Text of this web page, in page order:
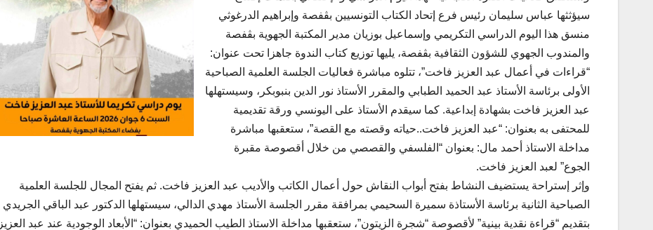
سيؤثثها عباس سليمان رئيس فرع إتحاد الكتاب التونسيين بڨفصة وإبراهيم الدرغوثي
منسق هذا اليوم الدراسي التكريمي وإسماعيل بوزيان مدير المكتبة الجهوية بڨفصة
والمندوب الجهوي للشؤون الثقافية بڨفصة، يليها توزيع كتاب الندوة جاهزا تحت عنوان:
“قراءات في أعمال عبد العزيز فاخت”، تتلوه مباشرة فعاليات الجلسة العلمية الصباحية
الأولى برئاسة الأستاذ عبد الحميد الطبابي والمقرر الأستاذ نور الدين بنبوبكر، وسيستهلها
عبد العزيز فاخت بشهادة إبداعية. كما سيقدم الأستاذ على اليونسي ورقة تقديمية
للمحتفى به بعنوان: “عبد العزيز فاخت..حياته وقصته مع القصة”، ستعقبها مباشرة
مداخلة الاستاذ أحمد مال: بعنوان “الفلسفي والقصصي من خلال أقصوصة مقبرة
الجوع” لعبد العزيز فاخت.
وإثر إستراحة يستضيف النشاط بفتح أبواب النقاش حول أعمال الكاتب والأديب عبد العزيز فاخت. ثم يفتح المجال للجلسة العلمية
الصباحية الثانية برئاسة الأستاذة سميرة السحيمي بمرافقة مقرر الجلسة الأستاذ مهدي الدالي، سيستهلها الدكتور عبد الباقي الجريدي
بتقديم “قراءة نقدية بينية” لأقصوصة “شجرة الزيتون”، ستعقبها مداخلة الاستاذ الطيب الحميدي بعنوان: “الأبعاد الوجودية عند عبد العزيز